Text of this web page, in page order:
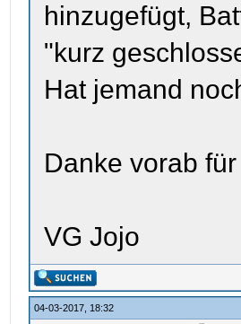
hinzugefügt,
"kurz
Hat jemand
Danke vorab
VG Jojo
04-03-2017, 18:32